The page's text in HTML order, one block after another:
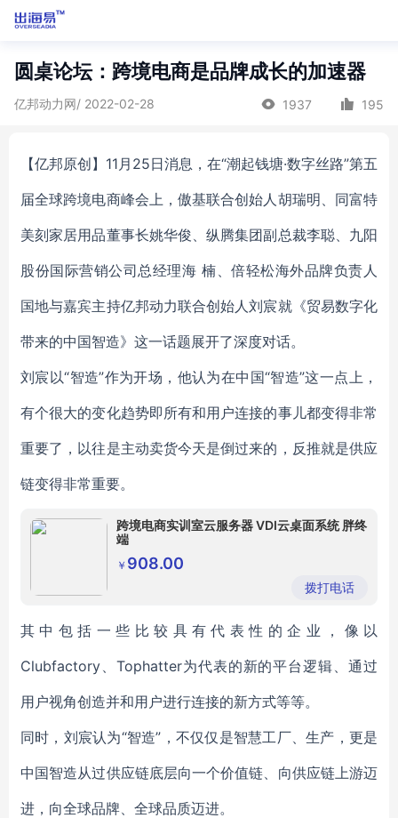
圆桌论坛：跨境电商是品牌成长的加速器
亿邦动力网/ 2022-02-28 1937 195
【亿邦原创】11月25日消息，在“潮起钱塘·数字丝路”第五
届全球跨境电商峰会上，傲基联合创始人胡瑞明、同富特
美刻家居用品董事长姚华俊、纵腾集团副总裁李聪、九阳
股份国际营销公司总经理海 楠、倍轻松海外品牌负责人
国地与嘉宾主持亿邦动力联合创始人刘宸就《贸易数字化
带来的中国智造》这一话题展开了深度对话。
刘宸以“智造”作为开场，他认为在中国“智造”这一点上，
有个很大的变化趋势即所有和用户连接的事儿都变得非常
重要了，以往是主动卖货今天是倒过来的，反推就是供应
链变得非常重要。
跨境电商实训室云服务器 VDI云桌面系统 胖终
端
￥ 908.00
拨打电话
其中包括一些比较具有代表性的企业，像以
Clubfactory、Tophatter为代表的新的平台逻辑、通过
用户视角创造并和用户进行连接的新方式等等。
同时，刘宸认为“智造”，不仅仅是智慧工厂、生产，更是
中国智造从过供应链底层向一个价值链、向供应链上游迈
进，向全球品牌、全球品质迈进。